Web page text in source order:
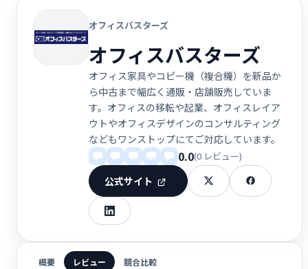
オフィスバスターズ
オフィスバスターズ
オフィス家具やコピー機（複合機）を新品か
ら中古まで幅広く通販・店舗販売していま
す。オフィスの移転や起業、オフィスレイア
ウトやオフィスデザインのコンサルティング
などもワンストップにてご対応しています。
0.0(0 レビュー)
公式サイト
概要 レビュー 競合比較